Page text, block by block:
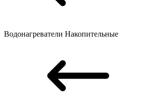
Водонагреватели Накопительные